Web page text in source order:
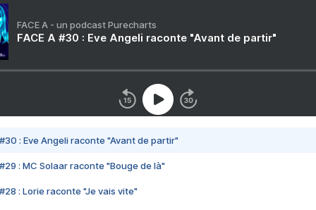
FACE A - un podcast Purecharts
FACE A #30 : Eve Angeli raconte "Avant de partir"
#30 : Eve Angeli raconte "Avant de partir"
#29 : MC Solaar raconte "Bouge de là"
#28 : Lorie raconte "Je vais vite"